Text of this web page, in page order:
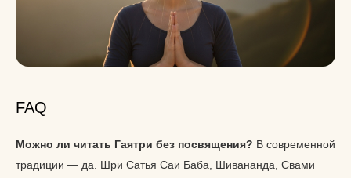
FAQ
Можно ли читать Гаятри без посвящения? В современной
традиции — да. Шри Сатья Саи Баба, Шивананда, Свами